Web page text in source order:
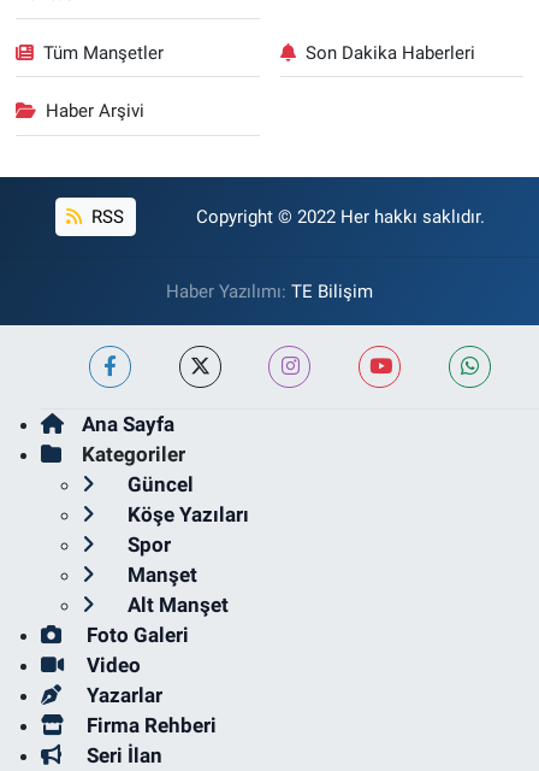
Tüm Manşetler Son Dakika Haberleri
Haber Arşivi
RSS Copyright © 2022 Her hakkı saklıdır.
Haber Yazılımı: TE Bilişim
Ana Sayfa
Kategoriler
Güncel
Köşe Yazıları
Spor
Manşet
Alt Manşet
Foto Galeri
Video
Yazarlar
Firma Rehberi
Seri İlan